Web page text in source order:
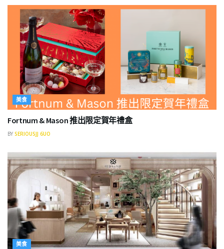
美食
Fortnum & Mason 推出限定賀年禮盒
BY SERIOUSJJ 6UO
美食